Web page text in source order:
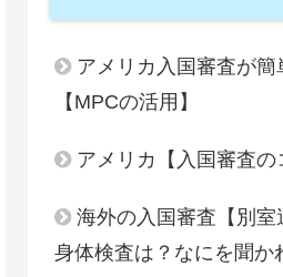
アメリカ入国審査が簡
【MPCの活用】
アメリカ【入国審査の
海外の入国審査【別室
身体検査は？なにを聞か